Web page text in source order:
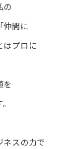
の​
仲間に​
は​プロに​
を​
スの​力で​